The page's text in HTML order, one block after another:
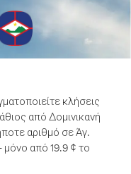
κλήσεις
από Δομινικανή
αριθμό σε Άγ.
μόνο από 19.9 ¢ το